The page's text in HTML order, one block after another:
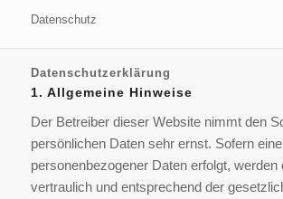
Datenschutz
Datenschutzerklärung
1. Allgemeine Hinweise
Der Betreiber dieser Website nimmt den
persönlichen Daten sehr ernst. Sofern
personenbezogener Daten erfolgt, werden
vertraulich und entsprechend der